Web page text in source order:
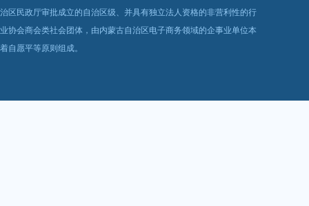
治区民政厅审批成立的自治区级、并具有独立法人资格的非营利性的行
业协会商会类社会团体，由内蒙古自治区电子商务领域的企事业单位本
着自愿平等原则组成。